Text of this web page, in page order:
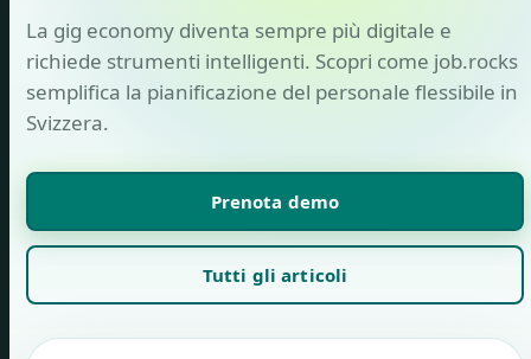
La gig economy diventa sempre più digitale e
richiede strumenti intelligenti. Scopri come job.rocks
semplifica la pianificazione del personale flessibile in
Svizzera.
Prenota demo
Tutti gli articoli